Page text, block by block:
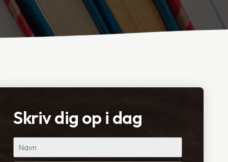
Skriv dig op i dag